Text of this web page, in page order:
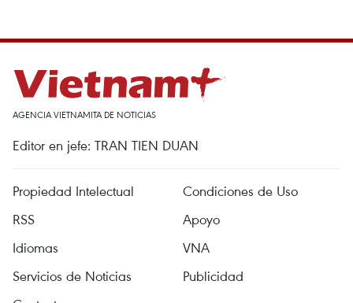
AGENCIA VIETNAMITA DE NOTICIAS
Editor en jefe: TRAN TIEN DUAN
Propiedad Intelectual
Condiciones de Uso
RSS
Apoyo
Idiomas
VNA
Servicios de Noticias
Publicidad